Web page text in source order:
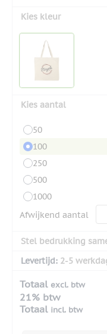
Kies kleur
Kies aantal
50
100
250
500
1000
Afwijkend aantal
Stel bedrukking
Levertijd: 2-5
Totaal excl. btw
21% btw
Totaal incl. btw